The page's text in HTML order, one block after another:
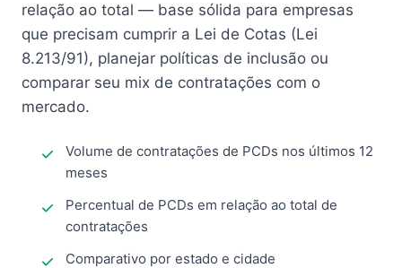
relação ao total — base sólida para empresas
que precisam cumprir a Lei de Cotas (Lei
8.213/91), planejar políticas de inclusão ou
comparar seu mix de contratações com o
mercado.
Volume de contratações de PCDs nos últimos 12
meses
Percentual de PCDs em relação ao total de
contratações
Comparativo por estado e cidade